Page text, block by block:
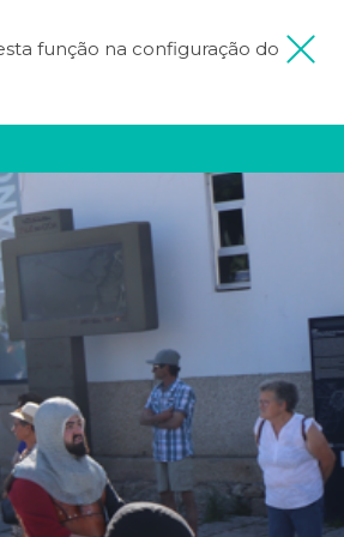
função na configuração do